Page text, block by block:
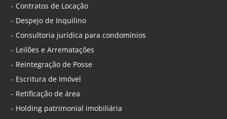
- Contratos de Locação
- Despejo de Inquilino
- Consultoria jurídica para condomínios
- Leilões e Arrematações
- Reintegração de Posse
- Escritura de Imóvel
- Retificação de área
- Holding patrimonial imobiliária